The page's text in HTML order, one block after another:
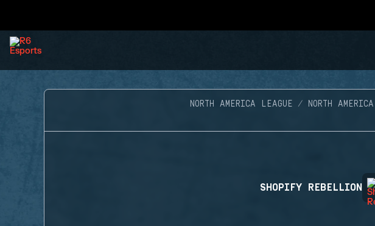
NORTH AMERICA LEAGUE NORTH
SHOPIFY REBELLION